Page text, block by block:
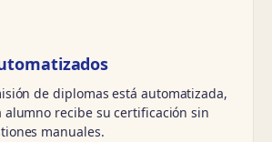
de diplomas está automatizada,
alumno recibe su certificación sin
manuales.